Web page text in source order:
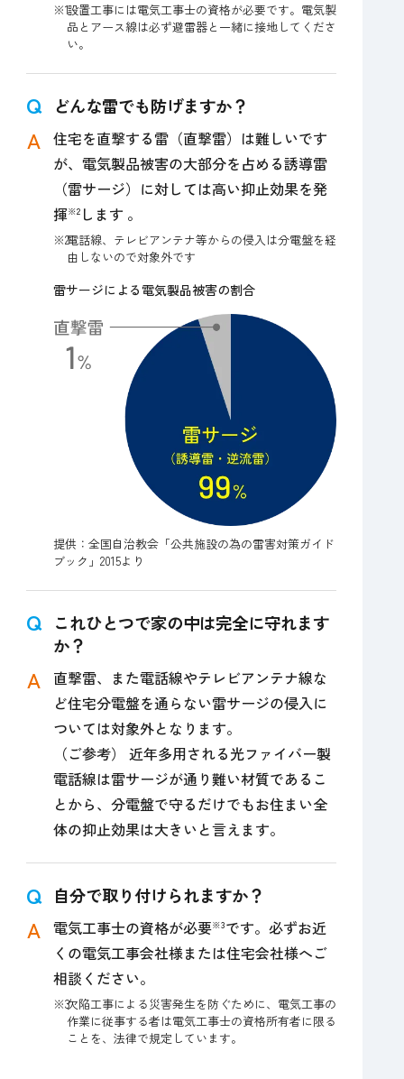
※1設置工事には電気工事士の資格が必要です。電気製
品とアース線は必ず避雷器と一緒に接地してくださ
い。
どんな雷でも防げますか？
住宅を直撃する雷（直撃雷）は難しいです
が、電気製品被害の大部分を占める誘導雷
（雷サージ）に対しては高い抑止効果を発
揮※2します 。
※2電話線、テレビアンテナ等からの侵入は分電盤を経
由しないので対象外です
雷サージによる電気製品被害の割合
提供：全国自治教会「公共施設の為の雷害対策ガイド
ブック」2015より
これひとつで家の中は完全に守れます
か？
直撃雷、また電話線やテレビアンテナ線な
ど住宅分電盤を通らない雷サージの侵入に
ついては対象外となります。
（ご参考） 近年多用される光ファイバー製
電話線は雷サージが通り難い材質であるこ
とから、分電盤で守るだけでもお住まい全
体の抑止効果は大きいと言えます。
自分で取り付けられますか？
電気工事士の資格が必要※3です。必ずお近
くの電気工事会社様または住宅会社様へご
相談ください。
※3欠陥工事による災害発生を防ぐために、電気工事の
作業に従事する者は電気工事士の資格所有者に限る
ことを、法律で規定しています。